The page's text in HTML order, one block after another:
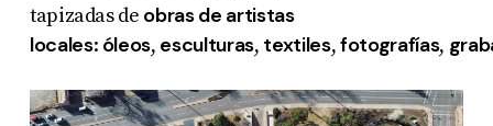
tapizadas de obras de artistas
locales: óleos, esculturas, textiles,fotografías,